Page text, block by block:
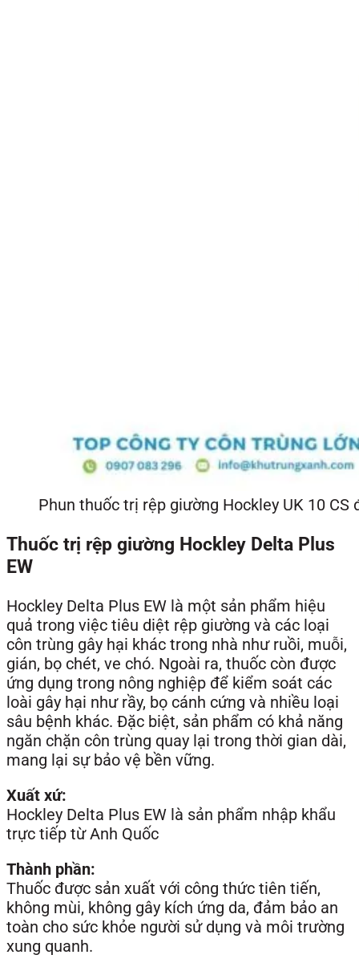
Phun thuốc trị rệp giường Hockley UK 10
Thuốc trị rệp giường Hockley Delta Plus
EW
Hockley Delta Plus EW là một sản phẩm hiệu
quả trong việc tiêu diệt rệp giường và các loại
côn trùng gây hại khác trong nhà như ruồi, muỗi,
gián, bọ chét, ve chó. Ngoài ra, thuốc còn được
ứng dụng trong nông nghiệp để kiểm soát các
loài gây hại như rầy, bọ cánh cứng và nhiều loại
sâu bệnh khác. Đặc biệt, sản phẩm có khả năng
ngăn chặn côn trùng quay lại trong thời gian dài,
mang lại sự bảo vệ bền vững.
Xuất xứ:
Hockley Delta Plus EW là sản phẩm nhập khẩu
trực tiếp từ Anh Quốc
Thành phần:
Thuốc được sản xuất với công thức tiên tiến,
không mùi, không gây kích ứng da, đảm bảo an
toàn cho sức khỏe người sử dụng và môi trường
xung quanh.